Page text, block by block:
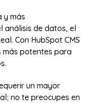
y más
análisis de datos, el
Con HubSpot CMS
más potentes para
un mayor
no te preocupes en